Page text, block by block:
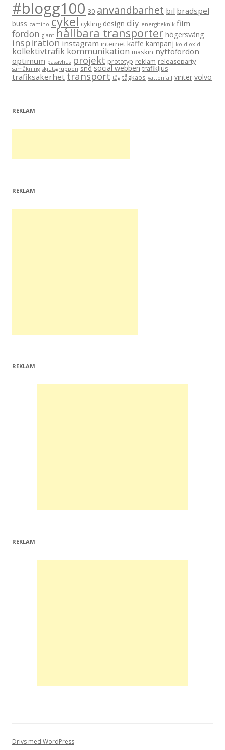
#blogg100 30 användbarhet bil brädspel
buss camino cykel cykling design diy energiteknik film
fordon giant hållbara transporter högersväng
inspiration instagram internet kaffe kampanj koldioxid
kollektivtrafik kommunikation maskin nyttofordon
optimum passivhus projekt prototyp reklam releaseparty
samåkning skjutsgruppen snö social webben trafikljus
trafiksäkerhet transport tåg tågkaos vattenfall vinter volvo
REKLAM
REKLAM
REKLAM
REKLAM
Drivs med WordPress